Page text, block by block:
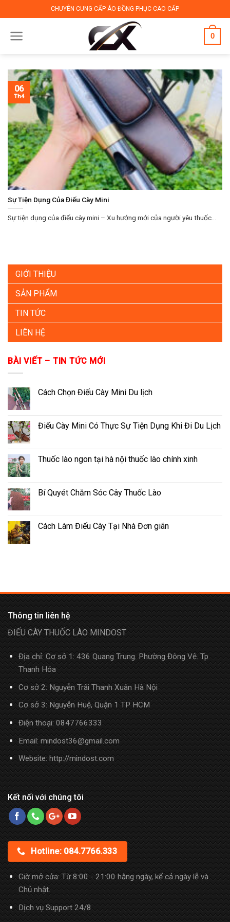
to
content
CHUYÊN CUNG CẤP ÁO ĐỒNG PHỤC CAO CẤP
0
GIỚI THIỆU
SẢN PHẨM
TIN TỨC
LIÊN HỆ
BÀI VIẾT – TIN TỨC MỚI
Cách Chọn Điếu Cày Mini Du lịch
Điếu Cày Mini Có Thực Sự Tiện Dụng Khi Đi Du Lịch
Thuốc lào ngon tại hà nội thuốc lào chính xinh
Bí Quyét Chăm Sóc Cây Thuốc Lào
Cách Làm Điếu Cày Tại Nhà Đơn giãn
Sự Tiện Dụng Của Điếu Cày Mini
Sự tiện dụng của điếu cày mini – Xu hướng mới của người yêu thuốc...
06
Th4
Thông tin liên hệ
ĐIẾU CÀY THUỐC LÀO MINDOST
Địa chỉ: Cơ sở 1: 436 Quang Trung. Phường Đông Vệ. Tp
Thanh Hóa
Cơ sở 2: Nguyễn Trãi Thanh Xuân Hà Nội
Cơ sở 3: Nguyễn Huệ, Quận 1 TP HCM
Điện thoại:0847766333
Email: mindost36@gmail.com
Website: http://mindost.com
Kết nối với chúng tôi
Hotline: 084.7766.333
Giờ mở cửa: Từ 8:00 - 21:00 hằng ngày, kể cả ngày lễ và
Chủ nhật.
Dịch vụ Support 24/8